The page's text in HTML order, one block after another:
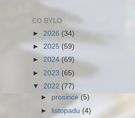
CO BYLO
► 2026 (34)
► 2025 (59)
► 2024(69)
► 2023 (65)
▼ 2022 (77)
► prosince(5)
► listopadu (4)